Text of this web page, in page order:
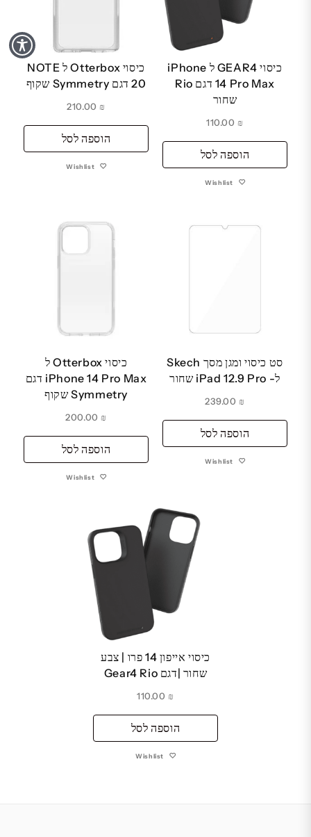
כיסוי GEAR4 ל iPhone
14 Pro Max דגם Rio
שחור
₪
הוספה לסל
Wishlist
כיסוי Otterbox ל NOTE
20 דגם Symmetry שקוף
₪
הוספה לסל
Wishlist
סט כיסוי ומגן מסך Skech
ל- iPad 12.9 Pro שחור
₪
הוספה לסל
Wishlist
כיסוי Otterbox ל
iPhone 14 Pro Max דגם
Symmetry שקוף
₪
הוספה לסל
Wishlist
כיסוי אייפון 14 פרו | צבע
שחור |דגם Gear4 Rio
₪
הוספה לסל
Wishlist